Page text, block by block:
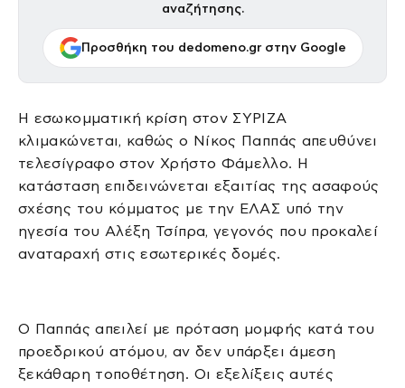
αναζήτησης.
Προσθήκη του dedomeno.gr στην Google
Η εσωκομματική κρίση στον ΣΥΡΙΖΑ
κλιμακώνεται, καθώς ο Νίκος Παππάς απευθύνει
τελεσίγραφο στον Χρήστο Φάμελλο. Η
κατάσταση επιδεινώνεται εξαιτίας της ασαφούς
σχέσης του κόμματος με την ΕΛΑΣ υπό την
ηγεσία του Αλέξη Τσίπρα, γεγονός που προκαλεί
αναταραχή στις εσωτερικές δομές.
Ο Παππάς απειλεί με πρόταση μομφής κατά του
προεδρικού ατόμου, αν δεν υπάρξει άμεση
ξεκάθαρη τοποθέτηση. Οι εξελίξεις αυτές